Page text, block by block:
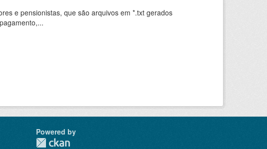
e pensionistas, que são arquivos em *.txt gerados
Powered by